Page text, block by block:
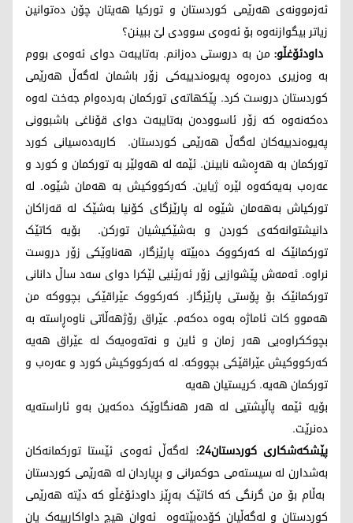
ئەزموونەی هەرێمی کوردستان و تورکیا هەیتان چۆن دەتوانین
زیاتر بیگوازنەوە بۆ ئەوەی سوودی لێ ببینن؟
داودئۆغڵو: من بە دروستی دەزانم. بەتایبەت دوای ئەوەی بووم
بە وەزیری دەرەوە پەیوەندییەکی زۆر باشمان لەگەڵ هەرێمی
کوردستان دروست کرد. پێکهاتەی تورکمان بەردەوام جەخت لەوە
دەکەنەوە کە زۆر ئاسوودەن بەتایبەت دوای قۆناغی باشبوونی
پەیوەندییەکان لەگەڵ هەرێمی کوردستان. کاربەدەسیانی کورد
تورکمان بە هەڕەشە نابینن. ئێمە لە هەولێر بە تورکمان و کورد و
عەرەب بەیەکەوە لێرە ژیاین. کەرکووکیش بە هەمان شێوە. لە
تورکیاش بەهەمان شێوە لە پارێزگای کۆنیا بەشێک لە قەزاکان
دانیشتوانەکەی کوردن و بەشێکیشیان تورکن. بۆیە کاتێک
تورکمانێک لە کەرکووک دەبێتە پارێزگار، هەناوێکی زۆر دروست
نراوە. ئەمەش پێشوازیی زۆر ئەرێنیی لێکرا دوای سەد ساڵ دانانی
تورکمانێک بۆ پۆستی پارێزگار. کەرکووک عێراقێکی بچووکە من
هەموو کات ئاماژە بەوە دەکەم. عێراق رۆژهەڵاتی ناوەڕاستە بە
بچوککراوەیی هەر زمان و ئاین و نەتەوەیەک لە عێراق هەیە
کەرکووکیش عێراقێکی بچووکە. لە کەرکووکیش کورد و عەرەب و
تورکمان هەیە. کریستیان هەیە
بۆیە ئێمە پاڵپشتیی لە هەر هەنگاوێک دەکەین بەو ئاراستەیە
دەنرێت.
پێشکەشکاری کوردستان24:
لەگەڵ ئەوەی ئێستا تورکمانەکان
بەشدارن لە سیستەمی حوکمرانی و بڕیاردان لە هەرێمی کوردستان
بەڵام بۆ من گرنگی کە کاتێک بەڕێز داودئۆ‌غڵو کە دێتە هەرێمی
کوردستان و لەگەڵیان کۆدەبێتەوە ئەوان هیچ داواکارییەک یان